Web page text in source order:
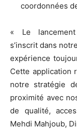
coordonnées
« Le lancement
s’inscrit dans
expérience
Cette application
notre stratégie
proximité avec
de qualité,
Mehdi Mahjoub,